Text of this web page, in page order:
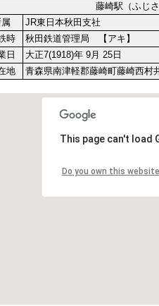
藤崎駅（ふ
JR東日本秋田支社
時
秋田鉄道管理局 【アキ】
日
大正7(1918)年 9月 25日
地
青森県南津軽郡藤崎町藤崎西村